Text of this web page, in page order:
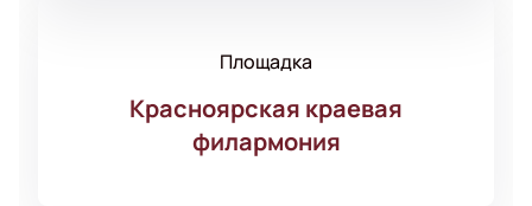
Площадка
Красноярская краевая
филармония